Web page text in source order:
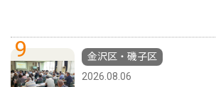
9
金沢区・磯子区
2026.08.06